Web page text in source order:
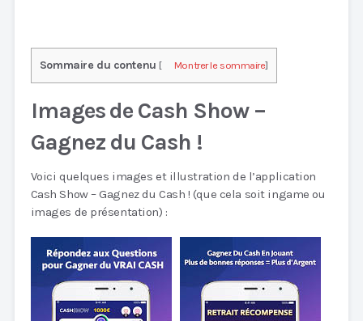
Sommaire du contenu [ Montrer le sommaire]
Images de Cash Show –
Gagnez du Cash !
Voici quelques images et illustration de l’application
Cash Show – Gagnez du Cash ! (que cela soit ingame ou
images de présentation) :